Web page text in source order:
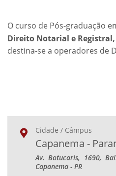
O curso de Pós-graduação
Direito Notarial e Registral,
destina-se a operadores de
Cidade / Câmpus
Capanema -
Av. Botucaris, 1690,
Capanema - PR